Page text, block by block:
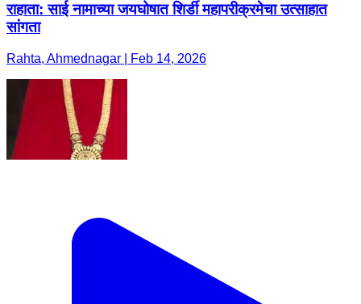
राहाता: साई नामाच्या जयघोषात शिर्डी महापरीक्रमेचा उत्साहात
सांगता
Rahta, Ahmednagar | Feb 14, 2026